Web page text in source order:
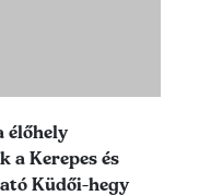
élőhely
a Kerepes és
Küdői-hegy